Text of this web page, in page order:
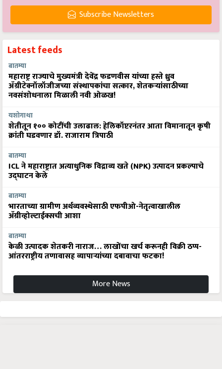
Subscribe Newsletters
Latest feeds
बातम्या
महाराष्ट्र राज्याचे मुख्यमंत्री देवेंद्र फडणवीस यांच्या हस्ते ध्रुव
ॲग्रीटेक्नॉलॉजीजच्या संस्थापकांचा सत्कार, शेतकऱ्यांसाठीच्या
नवसंशोधनाला मिळाली नवी ओळख!
यशोगाथा
शेतीतून १०० कोटींची उलाढाल: हेलिकॉप्टरनंतर आता विमानातून कृषी
क्रांती घडवणार डॉ. राजाराम त्रिपाठी
बातम्या
ICL ने महाराष्ट्रात अत्याधुनिक विद्राव्य खते (NPK) उत्पादन प्रकल्पाचे
उद्घाटन केले
बातम्या
भारताच्या ग्रामीण अर्थव्यवस्थेसाठी एफपीओ-नेतृत्वाखालील
अ‍ॅग्रीव्होल्टाईक्सची आशा
बातम्या
केळी उत्पादक शेतकरी नाराज… लाखोंचा खर्च करूनही विक्री ठप्प-
आंतरराष्ट्रीय तणावासह व्यापाऱ्यांच्या दबावाचा फटका!
More News